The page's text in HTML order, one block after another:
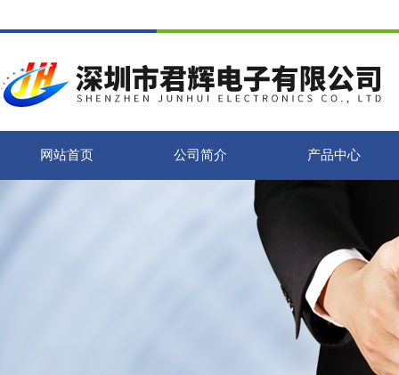
网站首页 公司简介 产品中心